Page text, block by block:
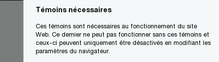
Témoins nécessaires
Ces témoins sont nécessaires au fonctionnement du site
Web. Ce dernier ne peut pas fonctionner sans ces témoins et
ceux-ci peuvent uniquement être désactivés en modifiant les
paramètres du navigateur.